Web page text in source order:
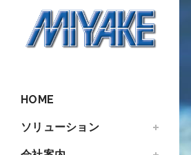
HOME
ソリューション